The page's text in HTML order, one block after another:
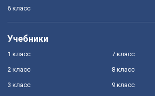
6 класс
Учебники
1 класс
2 класс
3 класс
7 класс
8 класс
9 класс